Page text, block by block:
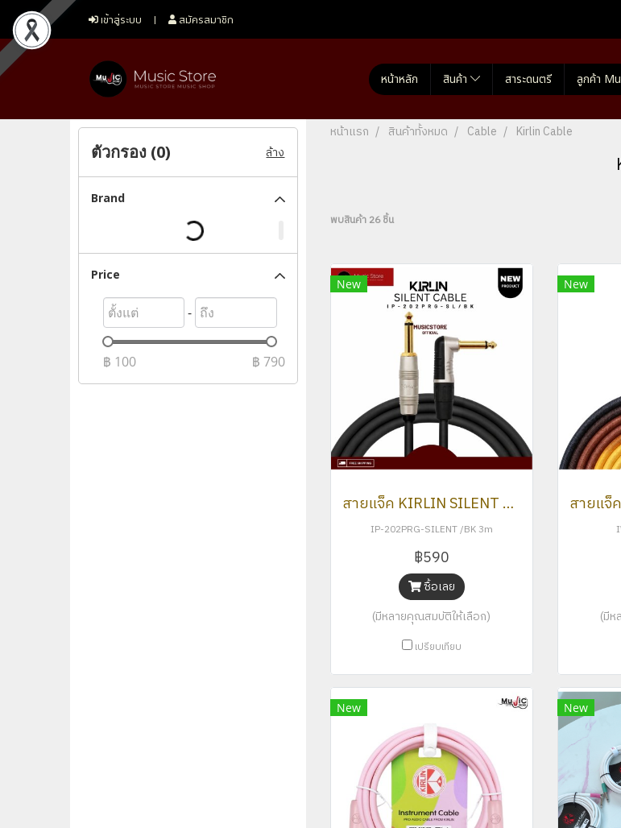
เข้าสู่ระบบ สมัครสมาชิก
หน้าหลัก สินค้า สาระดนตรี ลูกค้า
หน้าแรก สินค้าทั้งหมด Cable Kirlin Cable
พบสินค้า 26 ชิ้น
New
สายแจ็ค KIRLIN SILENT 2026 รุ่นพิเศษช่วยตัดเสียงจี่
IP-202PRG-SILENT /BK 3m
฿590
ซื้อเลย
(มีหลายคุณสมบัติให้เลือก)
เปรียบเทียบ
New
(มีห
New New
ตัวกรอง (0) ล้าง
Brand
Price
-
฿ 100 ฿ 790